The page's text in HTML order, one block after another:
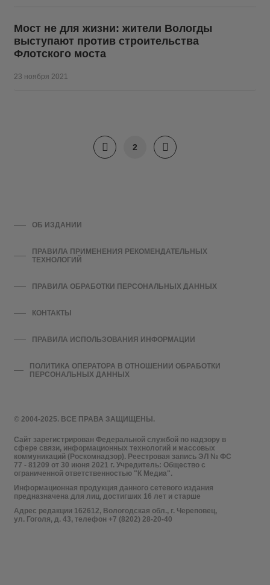
Мост не для жизни: жители Вологды
выступают против строительства
Флотского моста
23 ноября 2021
2
© 2004-2025. ВСЕ ПРАВА ЗАЩИЩЕНЫ.
Сайт зарегистрирован Федеральной службой по надзору в
сфере связи, информационных технологий и массовых
коммуникаций (Роскомнадзор). Реестровая запись ЭЛ № ФС
77 - 81209 от 30 июня 2021 г. Учредитель: Общество с
ограниченной ответственностью "К Медиа".
Информационная продукция данного сетевого издания
предназначена для лиц, достигших 16 лет и старше
Адрес редакции 162612, Вологодская обл., г. Череповец,
ул. Гоголя, д. 43, телефон +7 (8202) 28-20-40
ОБ ИЗДАНИИ
ПРАВИЛА ПРИМЕНЕНИЯ РЕКОМЕНДАТЕЛЬНЫХ
ТЕХНОЛОГИЙ
ПРАВИЛА ОБРАБОТКИ ПЕРСОНАЛЬНЫХ ДАННЫХ
КОНТАКТЫ
ПРАВИЛА ИСПОЛЬЗОВАНИЯ ИНФОРМАЦИИ
ПОЛИТИКА ОПЕРАТОРА В ОТНОШЕНИИ ОБРАБОТКИ
ПЕРСОНАЛЬНЫХ ДАННЫХ